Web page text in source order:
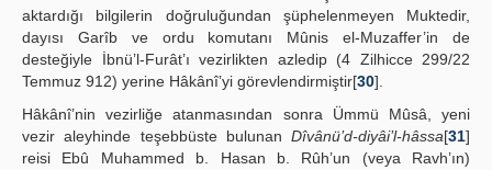
aktardığı bilgilerin doğruluğundan şüphelenmeyen Muktedir,
dayısı Garîb ve ordu komutanı Mûnis el-Muzaffer’in de
desteğiyle İbnü’l-Furât’ı vezirlikten azledip (4 Zilhicce 299/22
Temmuz 912) yerine Hâkânî’yi görevlendirmiştir[30].
Hâkânî’nin vezirliğe atanmasından sonra Ümmü Mûsâ, yeni
vezir aleyhinde teşebbüste bulunan Dîvânü’d-diyâi’l-hâssa[31]
reisi Ebû Muhammed b. Hasan b. Rûh’un (veya Ravh’ın)